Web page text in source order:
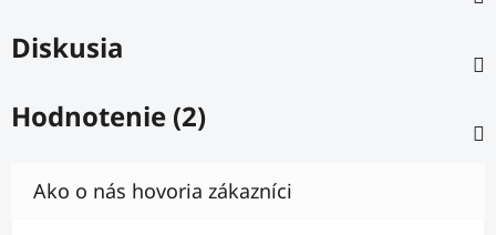
Diskusia
Hodnotenie (2)